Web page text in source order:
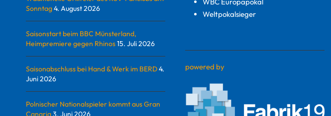
Sonntag4. August 2026
Saisonstart beim BBC Münsterland,
Heimpremiere gegen Rhinos15. Juli 2026
Saisonabschluss bei Hand & Werk im BERD4.
Juni 2026
Polnischer Nationalspieler kommt aus Gran
Canaria3. Juni 2026
Weltpokalsieger
powered by